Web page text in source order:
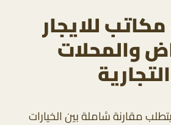
للايجار
والمحلات
مقارنة شاملة بين الخيارات